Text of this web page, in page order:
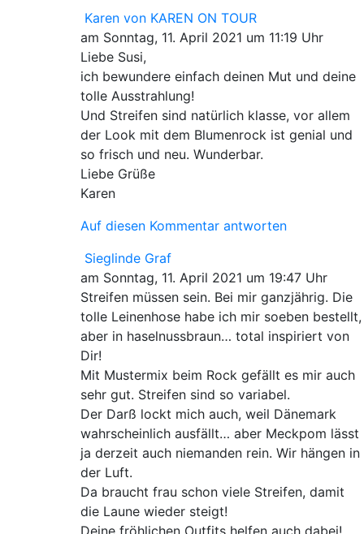
Karen von KAREN ON TOUR
am Sonntag, 11. April 2021 um 11:19 Uhr
Liebe Susi,
ich bewundere einfach deinen Mut und deine
tolle Ausstrahlung!
Und Streifen sind natürlich klasse, vor allem
der Look mit dem Blumenrock ist genial und
so frisch und neu. Wunderbar.
Liebe Grüße
Karen
Auf diesen Kommentar antworten
Sieglinde Graf
am Sonntag, 11. April 2021 um 19:47 Uhr
Streifen müssen sein. Bei mir ganzjährig. Die
tolle Leinenhose habe ich mir soeben bestellt,
aber in haselnussbraun… total inspiriert von
Dir!
Mit Mustermix beim Rock gefällt es mir auch
sehr gut. Streifen sind so variabel.
Der Darß lockt mich auch, weil Dänemark
wahrscheinlich ausfällt… aber Meckpom lässt
ja derzeit auch niemanden rein. Wir hängen in
der Luft.
Da braucht frau schon viele Streifen, damit
die Laune wieder steigt!
Deine fröhlichen Outfits helfen auch dabei!